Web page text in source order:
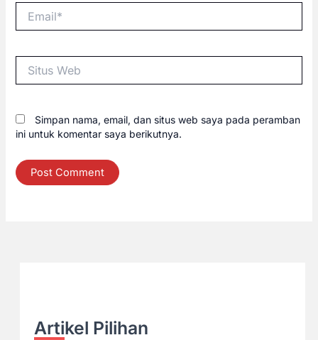
Web
Simpan nama, email, dan situs web saya pada peramban
ini untuk komentar saya berikutnya.
Artikel Pilihan